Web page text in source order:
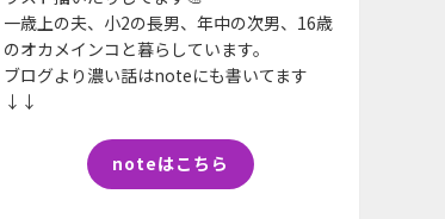
一歳上の夫、小2の長男、年中の次男、16歳
のオカメインコと暮らしています。
ブログより濃い話はnoteにも書いてます
↓↓
noteはこちら